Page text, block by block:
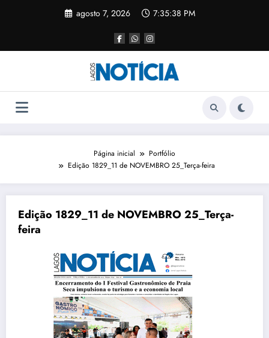
agosto 7, 2026 7:35:38 PM
Página inicial
Portfólio
Edição 1829_11 de NOVEMBRO 25_Terça-feira
Edição 1829_11 de NOVEMBRO 25_Terça-
feira